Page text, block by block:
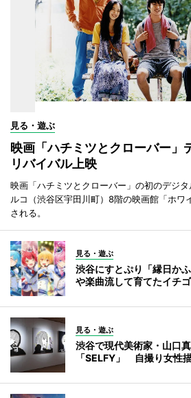
見る・遊ぶ
映画「ハチミツとクローバー」
リバイバル上映
映画「ハチミツとクローバー」の初のデジ
ルコ（渋谷区宇田川町）8階の映画館「ホワ
される。
見る・遊ぶ
渋谷にすとぷり「縁日か
や楽曲流して育てたイチ
見る・遊ぶ
渋谷で現代美術家・山口
「SELFY」 自撮り女性